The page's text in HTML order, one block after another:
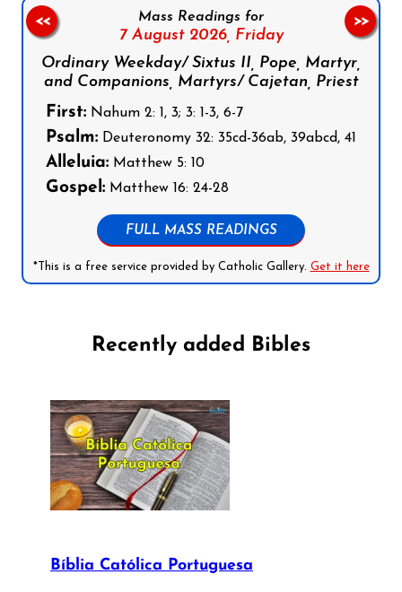
Mass Readings for
7 August 2026, Friday
Ordinary Weekday/ Sixtus II, Pope, Martyr,
and Companions, Martyrs/ Cajetan, Priest
First: Nahum 2: 1, 3; 3: 1-3, 6-7
Psalm: Deuteronomy 32: 35cd-36ab, 39abcd, 41
Alleluia: Matthew 5: 10
Gospel: Matthew 16: 24-28
FULL MASS READINGS
*This is a free service provided by Catholic Gallery. Get it here
<< >>
Recently added Bibles
Bíblia Católica Portuguesa